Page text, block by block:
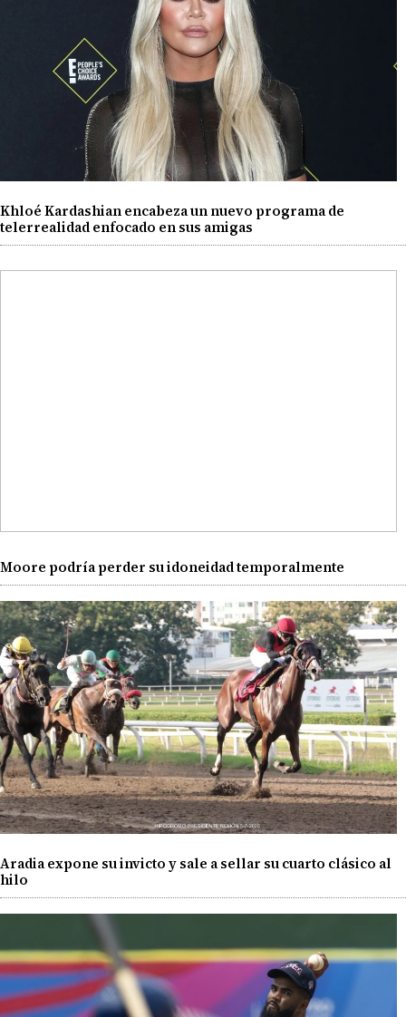
Khloé Kardashian encabeza un nuevo programa de
telerrealidad enfocado en sus amigas
Moore podría perder su idoneidad temporalmente
Aradia expone su invicto y sale a sellar su cuarto clásico al
hilo